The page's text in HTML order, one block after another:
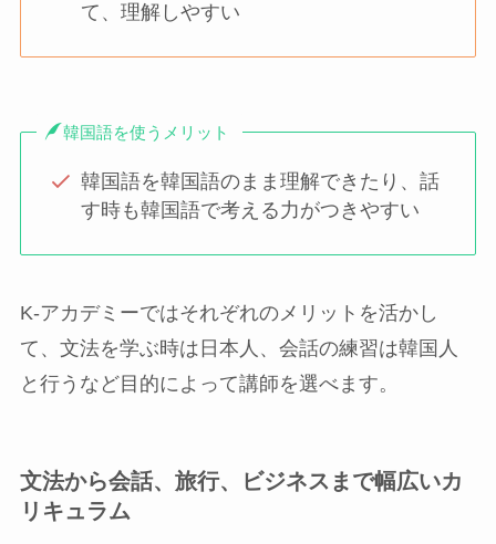
て、理解しやすい
韓国語を使うメリット
韓国語を韓国語のまま理解できたり、話
す時も韓国語で考える力がつきやすい
K-アカデミーではそれぞれのメリットを活かし
て、文法を学ぶ時は日本人、会話の練習は韓国人
と行うなど目的によって講師を選べます。
文法から会話、旅行、ビジネスまで幅広いカ
リキュラム